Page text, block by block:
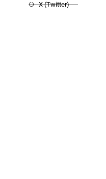
X (Twitter)